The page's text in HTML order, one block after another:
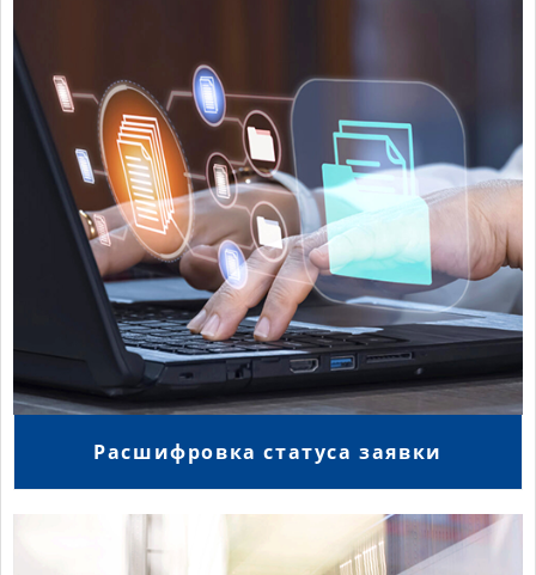
Расшифровка статуса заявки